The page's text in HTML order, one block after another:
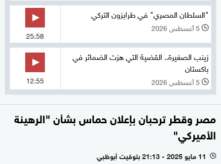
"السلطان المصري" في طرابزون التركي
l 5 أغسطس 2026
25:58
زينب الصغيرة.. القضية التي هزت الضمائر في
باكستان
l 5 أغسطس 2026 12:55
مصر وقطر ترحبان بإعلان حماس بشأن "الرهينة
الأميركي"
l 11 مايو 2025 - 21:13 بتوقيت أبوظبي